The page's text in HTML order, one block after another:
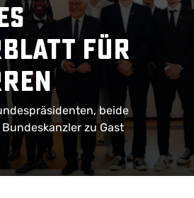
für
beide
zu Gast